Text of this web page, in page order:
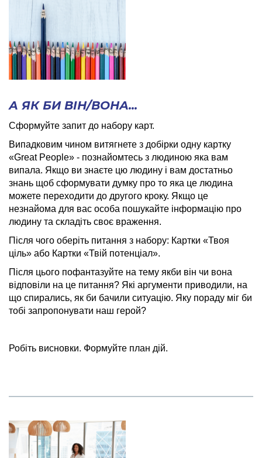
А ЯК БИ ВІН/ВОНА...
Сформуйте запит до набору карт.
Випадковим чином витягнете з добірки одну картку
«Great Peоple» - познайомтесь з людиною яка вам
випала. Якщо ви знаєте цю людину і вам достатньо
знань щоб сформувати думку про то яка це людина
можете переходити до другого кроку. Якщо це
незнайома для вас особа пошукайте інформацію про
людину та складіть своє враження.
Після чого оберіть питання з набору: Картки «Твоя
ціль» або Картки «Твій потенціал».
Після цього пофантазуйте на тему якби він чи вона
відповіли на це питання? Які аргументи приводили, на
що спирались, як би бачили ситуацію. Яку пораду міг би
тобі запропонувати наш герой?
Робіть висновки. Формуйте план дій.